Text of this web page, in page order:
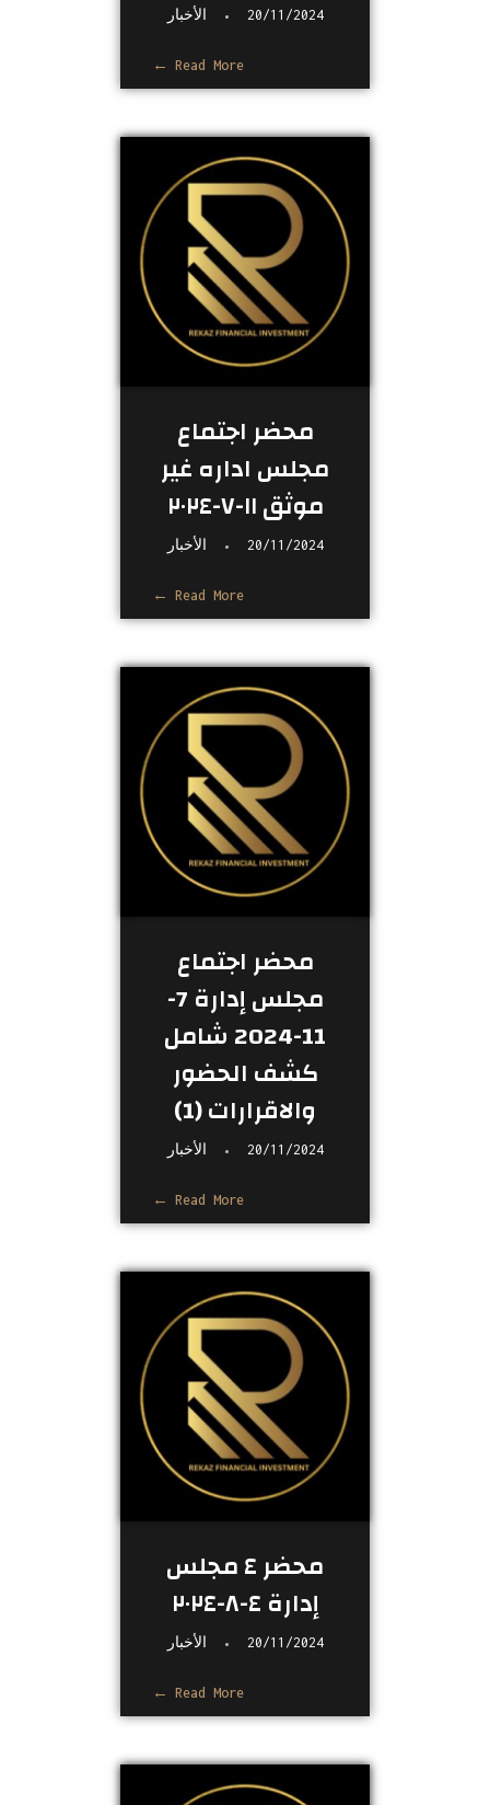
20/11/2024 الأخبار
Read More
محضر اجتماع
مجلس اداره غير
موثق ١١-٧-٢٠٢٤
20/11/2024 الأخبار
Read More
محضر اجتماع
مجلس إدارة 7-
11-2024 شامل
كشف الحضور
والاقرارات (1)
20/11/2024 الأخبار
Read More
محضر ٤ مجلس
إدارة ٤-٨-٢٠٢٤
20/11/2024 الأخبار
Read More